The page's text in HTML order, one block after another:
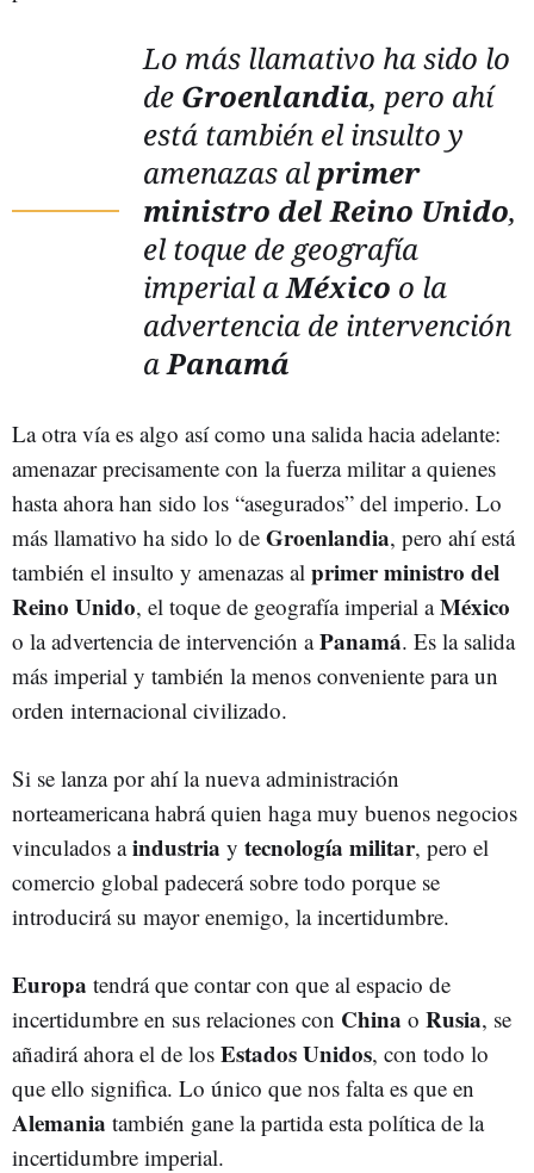
Lo más llamativo ha sido lo
de Groenlandia, pero ahí
está también el insulto y
amenazas alprimer
ministro del Reino Unido,
el toque de geografía
imperial aMéxico o la
advertencia de intervención
aPanamá
La otra vía es algo así como una salida hacia adelante:
amenazar precisamente con la fuerza militar a quienes
hasta ahora han sido los “asegurados” del imperio. Lo
más llamativo ha sido lo de Groenlandia, pero ahí está
también el insulto y amenazas al primer ministro del
Reino Unido, el toque de geografía imperial aMéxico
o la advertencia de intervención aPanamá. Es la salida
más imperial y también la menos conveniente para un
orden internacional civilizado.
Si se lanza por ahí la nueva administración
norteamericana habrá quien haga muy buenos negocios
vinculados aindustria y tecnología militar, pero el
comercio global padecerá sobre todo porque se
introducirá su mayor enemigo, la incertidumbre.
Europa tendrá que contar con que al espacio de
incertidumbre en sus relaciones con China o Rusia, se
añadirá ahora el de los Estados Unidos, con todo lo
que ello significa. Lo único que nos falta es que en
Alemania también gane la partida esta política de la
incertidumbre imperial.